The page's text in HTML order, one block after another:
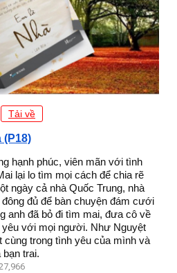
Tải về
(P18)
hạnh phúc, viên mãn với tình
lại lo tìm mọi cách để chia rẽ
ngày cả nhà Quốc Trung, nhà
đủ để bàn chuyện đám cưới
anh đã bỏ đi tìm mai, đưa cô về
yêu với mọi người. Như Nguyệt
cùng trong tình yêu của mình và
bạn trai.